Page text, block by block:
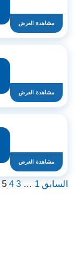
مشاهدة العرض
مشاهدة العرض
مشاهدة العرض
السابق 1
…
3
4
5